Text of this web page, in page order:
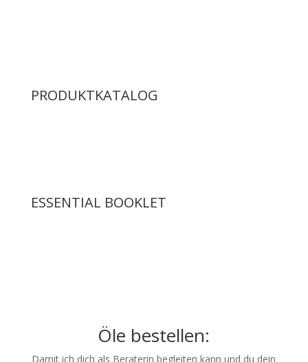
PRODUKTKATALOG
ESSENTIAL BOOKLET
Öle bestellen:
Damit ich dich als Beraterin begleiten kann und du dein